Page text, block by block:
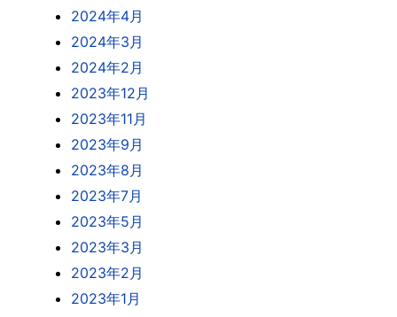
2024年4月
2024年3月
2024年2月
2023年12月
2023年11月
2023年9月
2023年8月
2023年7月
2023年5月
2023年3月
2023年2月
2023年1月